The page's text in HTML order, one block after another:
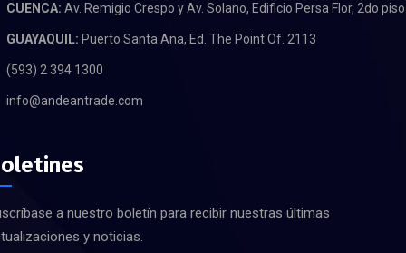
CUENCA: Av. Remigio Crespo y Av. Solano, Edificio Persa Flor, 2do piso
GUAYAQUIL: Puerto Santa Ana, Ed. The Point Of. 2113
(593) 2 394 1300
info@andeantrade.com
a nuestro boletín para recibir nuestras últimas
y noticias.